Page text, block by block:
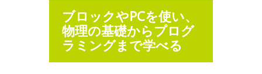
ブロックやPCを使い、
物理の基礎からプログ
ラミングまで学べる